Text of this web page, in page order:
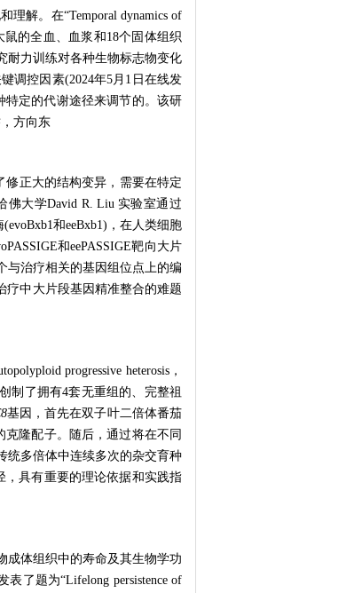
解。在“Temporal dynamics of
鼠的全血、血浆和18个固体组织
耐力训练对各种生物标志物变化
调控因素(2024年5月1日在线发
定的代谢途径来调节的。该研
方向东
正大的结构变异，需要在特定
大学David R. Liu 实验室通过
和eeBxb1)，在人类细胞
和eePASSIGE靶向大片
与治疗相关的基因组位点上的编
疗中大片段基因精准整合的难题
progressive heterosis，
制了拥有4套无重组的、完整祖
基因，首先在双子叶二倍体番茄
隆配子。随后，通过将在不同
统多倍体中连续多次的杂交育种
，具有重要的理论依据和实践指
成体组织中的寿命及其生物学功
表了题为“Lifelong persistence of